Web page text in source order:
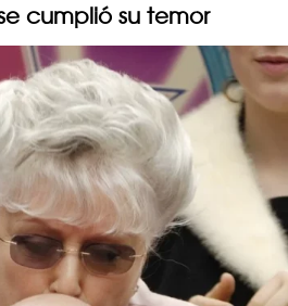
cumplió su temor